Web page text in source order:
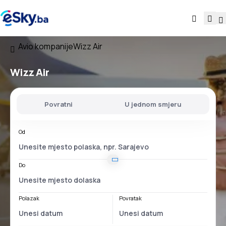
Avio kompanijeWizz Air
Wizz Air
Povratni U jednom smjeru
Od
Do
Polazak Povratak